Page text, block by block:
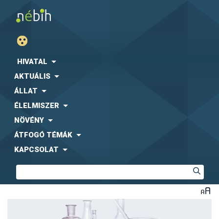
HIVATAL
AKTUÁLIS
ÁLLAT
ÉLELMISZER
NÖVÉNY
ÁTFOGÓ TÉMÁK
KAPCSOLAT